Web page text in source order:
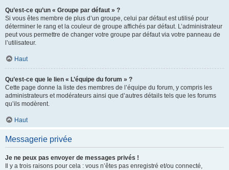
Qu’est-ce qu’un « Groupe par défaut » ?
Si vous êtes membre de plus d’un groupe, celui par défaut est utilisé pour
déterminer le rang et la couleur de groupe affichés par défaut. L’administrateur
peut vous permettre de changer votre groupe par défaut via votre panneau de
l’utilisateur.
Haut
Qu’est-ce que le lien « L’équipe du forum » ?
Cette page donne la liste des membres de l’équipe du forum, y compris les
administrateurs et modérateurs ainsi que d’autres détails tels que les forums
qu’ils modèrent.
Haut
Messagerie privée
Je ne peux pas envoyer de messages privés !
Il y a trois raisons pour cela : vous n’êtes pas enregistré et/ou connecté,